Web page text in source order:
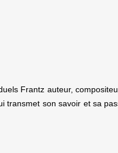
Frantz auteur,
transmet son savoir et sa